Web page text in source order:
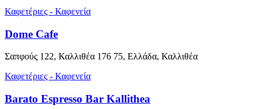
Καφετέριες - Καφενεία
Dome Cafe
Σαπφούς 122, Καλλιθέα 176 75, Ελλάδα, Καλλιθέα
Καφετέριες - Καφενεία
Barato Espresso Bar Kallithea